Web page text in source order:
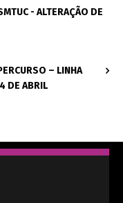
- ALTERAÇÃO DE
– LINHA
DE ABRIL